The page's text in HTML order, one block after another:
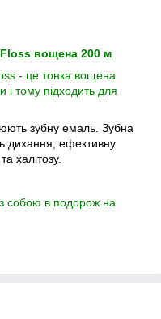
вощена 200 м
- це тонка вощена
і тому підходить для
зубну емаль. Зубна
дихання, ефективну
халітозу.
собою в подорож на